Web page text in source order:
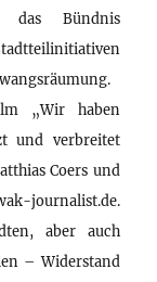
das Bündnis
„Wir haben
und verbreitet
Coers und
journalist.de.
aber auch
– Widerstand